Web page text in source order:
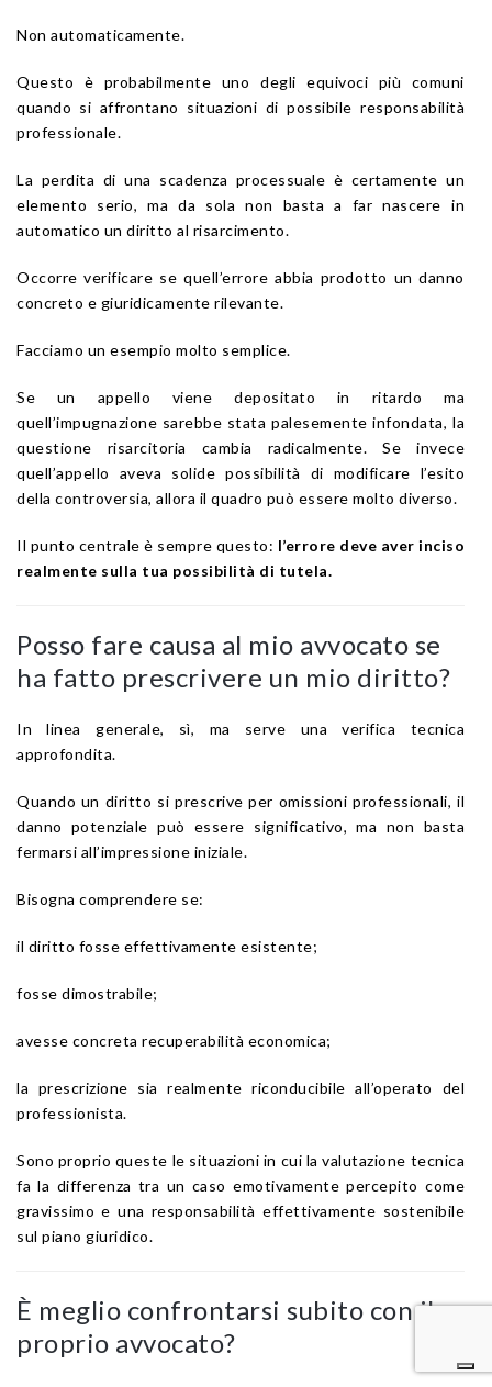
Non automaticamente.
Questo è probabilmente uno degli equivoci più comuni
quando si affrontano situazioni di possibile responsabilità
professionale.
La perdita di una scadenza processuale è certamente un
elemento serio, ma da sola non basta a far nascere in
automatico un diritto al risarcimento.
Occorre verificare se quell’errore abbia prodotto un danno
concreto e giuridicamente rilevante.
Facciamo un esempio molto semplice.
Se un appello viene depositato in ritardo ma
quell’impugnazione sarebbe stata palesemente infondata, la
questione risarcitoria cambia radicalmente. Se invece
quell’appello aveva solide possibilità di modificare l’esito
della controversia, allora il quadro può essere molto diverso.
Il punto centrale è sempre questo: l’errore deve aver inciso
realmente sulla tua possibilità di tutela.
Posso fare causa al mio avvocato se
ha fatto prescrivere un mio diritto?
In linea generale, sì, ma serve una verifica tecnica
approfondita.
Quando un diritto si prescrive per omissioni professionali, il
danno potenziale può essere significativo, ma non basta
fermarsi all’impressione iniziale.
Bisogna comprendere se:
il diritto fosse effettivamente esistente;
fosse dimostrabile;
avesse concreta recuperabilità economica;
la prescrizione sia realmente riconducibile all’operato del
professionista.
Sono proprio queste le situazioni in cui la valutazione tecnica
fa la differenza tra un caso emotivamente percepito come
gravissimo e una responsabilità effettivamente sostenibile
sul piano giuridico.
È meglio confrontarsi subito con il
proprio avvocato?